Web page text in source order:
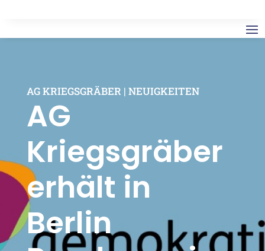
AG KRIEGSGRÄBER | NEUIGKEITEN
AG
Kriegsgräber
erhält in
Berlin